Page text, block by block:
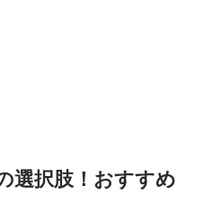
選択肢！おすすめ